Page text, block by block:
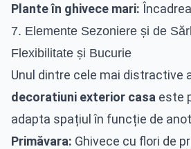
Plante în ghivece mari:
7. Elemente Sezoniere și de
Flexibilitate și Bucurie
Unul dintre cele mai distractive
decoratiuni exterior casa este
adapta spațiul în funcție de
Primăvara: Ghivece cu flori de